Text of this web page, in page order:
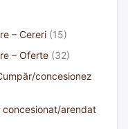
– Cereri (15)
– Oferte (32)
concesionez
arendat